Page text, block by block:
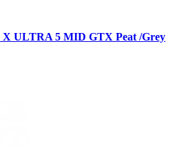
X ULTRA 5 MID GTX Peat /Grey